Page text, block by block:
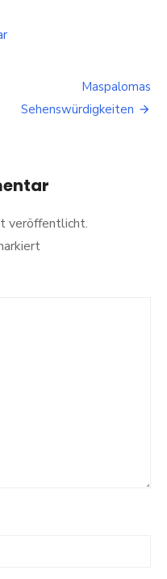
bei
Maspalomas
Sehenswürdigkeiten
veröffentlicht.